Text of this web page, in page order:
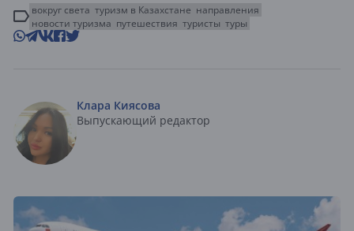
вокруг света туризм в Казахстане направления
новости туризма путешествия туристы туры
Клара Киясова
Выпускающий редактор